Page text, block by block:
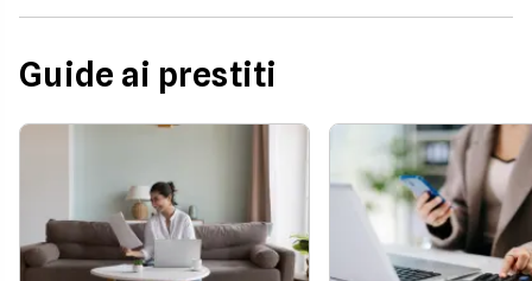
Guide ai prestiti